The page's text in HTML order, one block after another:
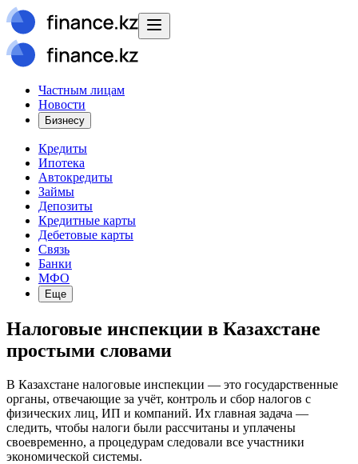
Частным лицам
Новости
Бизнесу
Кредиты
Ипотека
Автокредиты
Займы
Депозиты
Кредитные карты
Дебетовые карты
Связь
Банки
МФО
Еще
Налоговые инспекции в Казахстане
простыми словами
В Казахстане налоговые инспекции — это государственные
органы, отвечающие за учёт, контроль и сбор налогов с
физических лиц, ИП и компаний. Их главная задача —
следить, чтобы налоги были рассчитаны и уплачены
своевременно, а процедурам следовали все участники
экономической системы.